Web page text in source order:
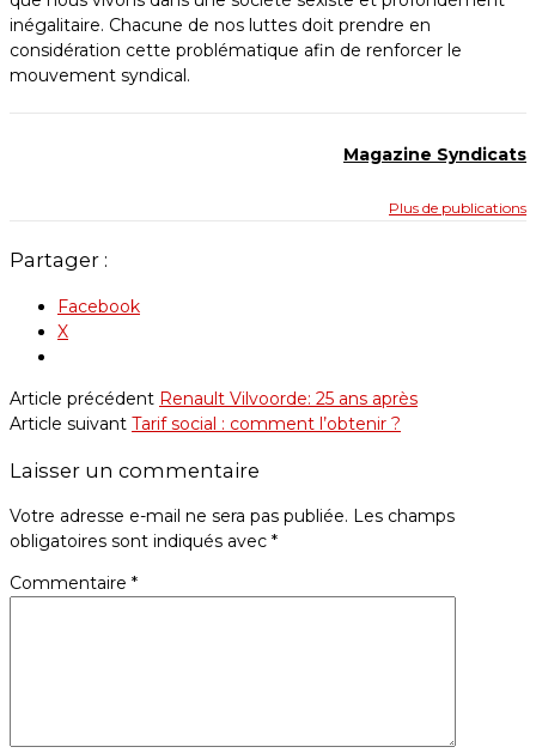
inégalitaire. Chacune de nos luttes doit prendre en
considération cette problématique afin de renforcer le
mouvement syndical.
Magazine Syndicats
Plus de publications
Partager :
Facebook
X
Article précédent Renault Vilvoorde: 25 ans après
Article suivant Tarif social : comment l’obtenir ?
Laisser un commentaire
Votre adresse e-mail ne sera pas publiée. Les champs
obligatoires sont indiqués avec *
Commentaire *